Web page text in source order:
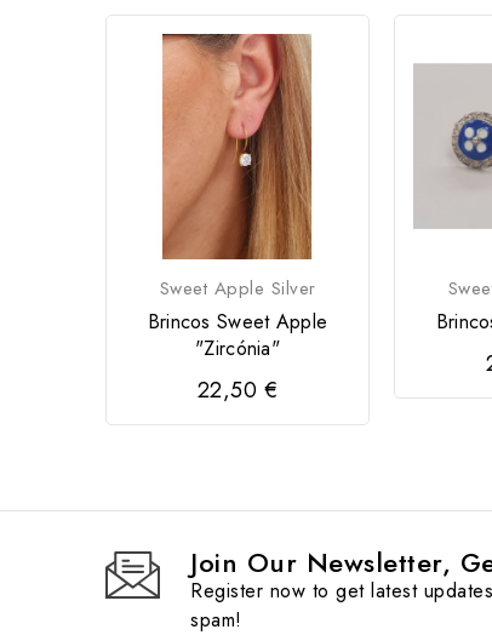
Sweet Apple Silver
Brincos Sweet Apple
"Zircónia"
22,50 €
Join Our Newsletter,
Register now to get latest
spam!